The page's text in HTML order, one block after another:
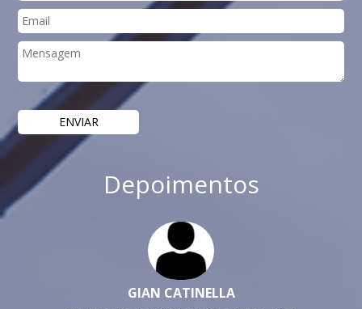
Depoimentos
GIAN CATINELLA